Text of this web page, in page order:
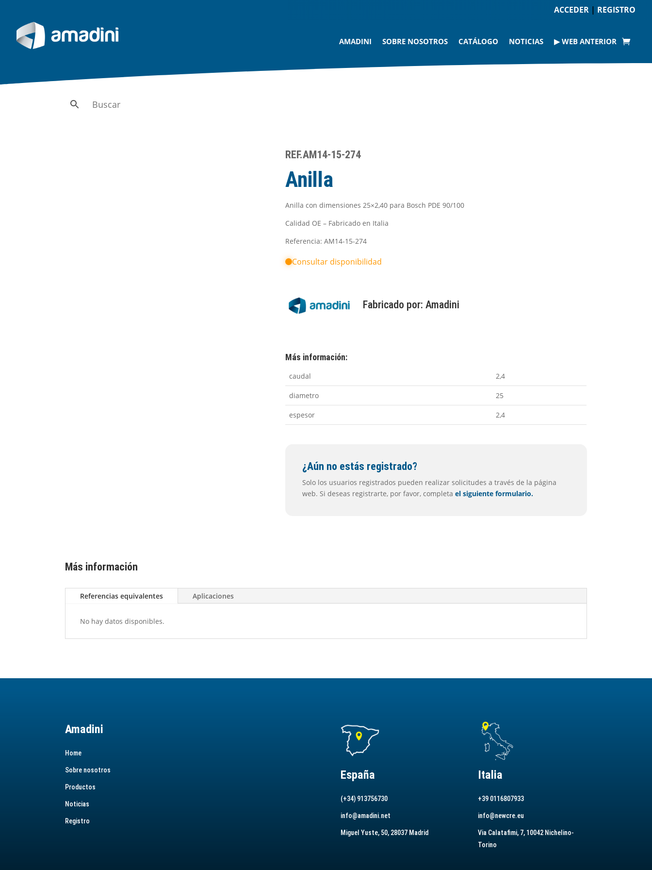
ACCEDER | REGISTRO
AMADINI SOBRE NOSOTROS CATÁLOGO NOTICIAS ▶ WEB ANTERIOR
REF.AM14-15-274
Anilla
Anilla con dimensiones 25×2,40 para Bosch PDE 90/100
Calidad OE – Fabricado en Italia
Referencia: AM14-15-274
Consultar disponibilidad
Fabricado por:Amadini
Más información:
caudal 2,4
diametro 25
espesor 2,4
¿Aún no estás registrado?
Solo los usuarios registrados pueden realizar solicitudes a través de la página
web. Si deseas registrarte, por favor, completael siguiente formulario.
Más información
Referencias equivalentes Aplicaciones
No hay datos disponibles.
Amadini
Home
Sobre nosotros
Productos
Noticias
Registro
España
(+34) 913756730
info@amadini.net
Miguel Yuste, 50, 28037 Madrid
Italia
+39 0116807933
info@newcre.eu
Via Calatafimi, 7, 10042 Nichelino-
Torino